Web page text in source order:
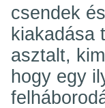
csendek
kiakadása
asztalt,
hogy egy